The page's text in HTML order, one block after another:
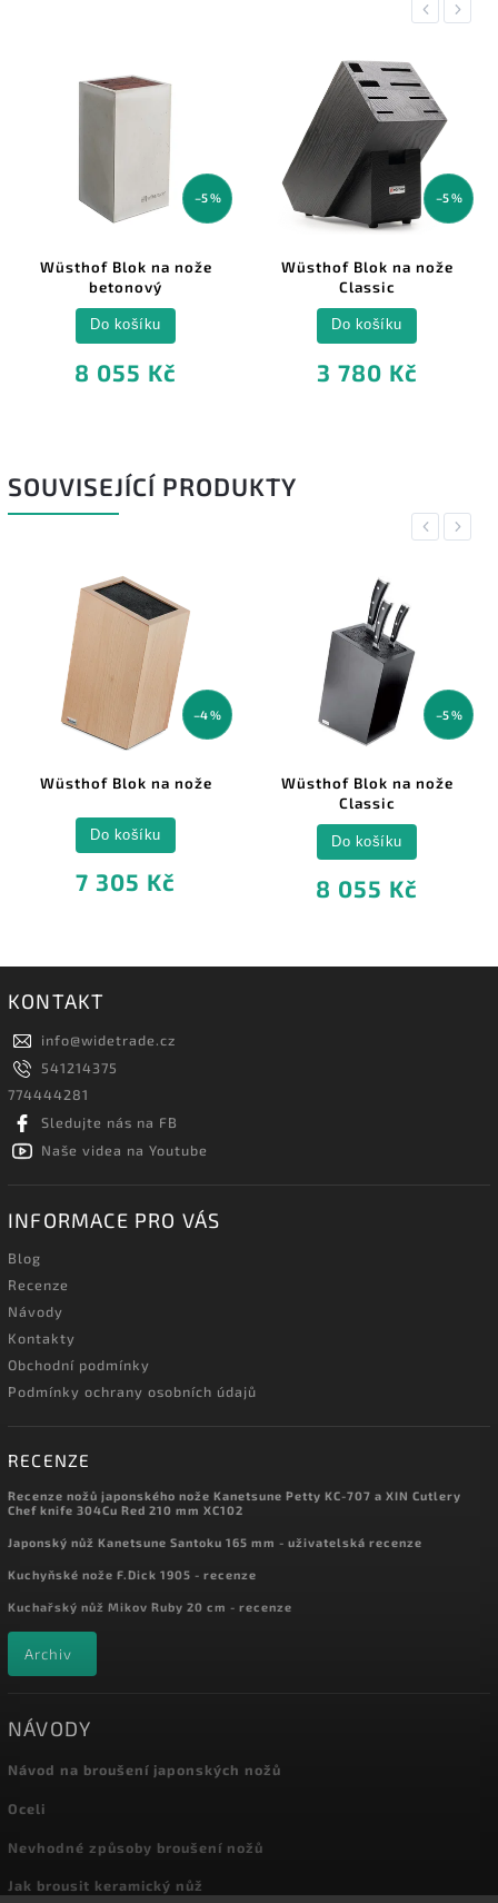
Previous
–5 %
Wüsthof Blok na nože
betonový
8 055 Kč
Do košíku
–5 %
Wüsthof Blok na nože
Classic
3 780 Kč
Do košíku
Next
SOUVISEJÍCÍ PRODUKTY
Previous
–4 %
Wüsthof Blok na nože
7 305 Kč
Do košíku
–5 %
Wüsthof Blok na nože
Classic
8 055 Kč
Do košíku
Next
KONTAKT
info@widetrade.cz
541214375
774444281
Sledujte nás na FB
Naše videa na Youtube
INFORMACE PRO VÁS
Blog
Recenze
Návody
Kontakty
Obchodní podmínky
Podmínky ochrany osobních údajů
RECENZE
Recenze nožů japonského nože Kanetsune Petty KC-707 a XIN Cutlery
Chef knife 304Cu Red 210 mm XC102
Japonský nůž Kanetsune Santoku 165 mm - uživatelská recenze
Kuchyňské nože F.Dick 1905 - recenze
Kuchařský nůž Mikov Ruby 20 cm - recenze
Archiv
NÁVODY
Návod na broušení japonských nožů
Oceli
Nevhodné způsoby broušení nožů
Jak brousit keramický nůž